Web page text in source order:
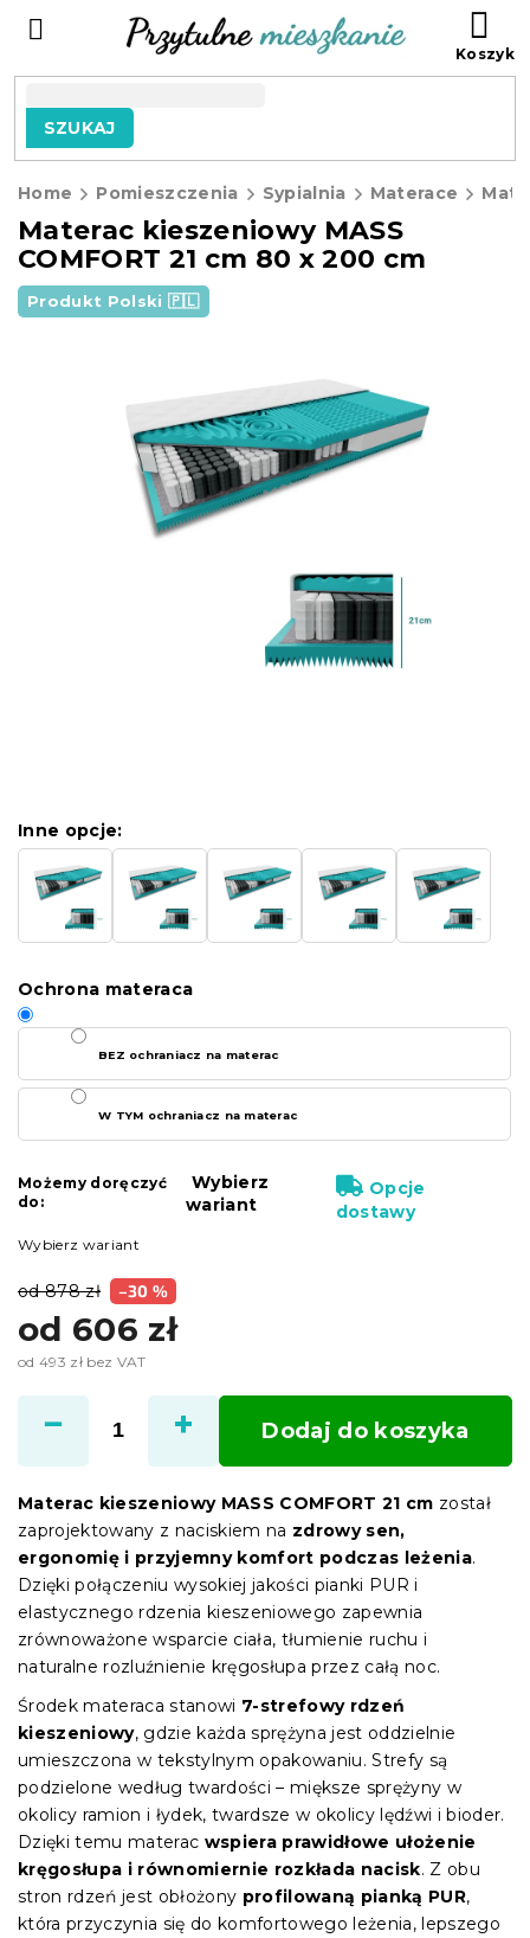
SZUKAJ
Home Pomieszczenia Sypialnia Materace
Materac kieszeniowy MASS
COMFORT 21 cm 80 x 200 cm
Produkt Polski 🇵🇱
od 878 zł –30 %
od 606 zł
od 493 zł bez VAT
jednostkowa:
Wybierz wariant
Inne opcje:
Ochrona materaca
BEZ ochraniacz na materac
W TYM ochraniacz na materac
Możemy doręczyć
do:
Wybierz
wariant
Opcje
dostawy
Dodaj do koszyka
Materac kieszeniowy MASS COMFORT 21 cm został
zaprojektowany z naciskiem na zdrowy sen,
ergonomię i przyjemny komfort podczas leżenia.
Dzięki połączeniu wysokiej jakości pianki PUR i
elastycznego rdzenia kieszeniowego zapewnia
zrównoważone wsparcie ciała, tłumienie ruchu i
naturalne rozluźnienie kręgosłupa przez całą noc.
Środek materaca stanowi 7-strefowy rdzeń
kieszeniowy, gdzie każda sprężyna jest oddzielnie
umieszczona w tekstylnym opakowaniu. Strefy są
podzielone według twardości – miększe sprężyny w
okolicy ramion i łydek, twardsze w okolicy lędźwi i bioder.
Dzięki temu materac wspiera prawidłowe ułożenie
kręgosłupa i równomiernie rozkłada nacisk. Z obu
stron rdzeń jest obłożony profilowaną pianką PUR,
która przyczynia się do komfortowego leżenia, lepszego